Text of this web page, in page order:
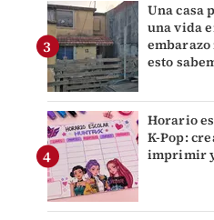
Una casa
una vida
esto
Horario
K-Pop:
imprimir